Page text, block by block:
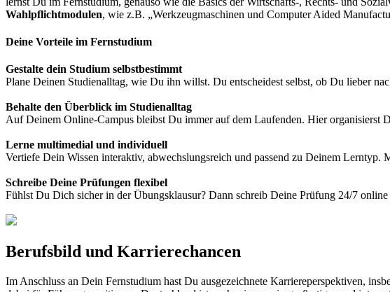
Wahlpflichtmodulen, wie z.B. „Werkzeugmaschinen und Computer Aided
Deine Vorteile im Fernstudium
Gestalte dein Studium selbstbestimmt
Plane Deinen Studienalltag, wie Du ihn willst. Du entscheidest selbst, ob Du lieber
Behalte den Überblick im Studienalltag
Auf Deinem Online-Campus bleibst Du immer auf dem Laufenden. Hier organisierst
Lerne multimedial und individuell
Vertiefe Dein Wissen interaktiv, abwechslungsreich und passend zu Deinem
Schreibe Deine Prüfungen flexibel
Fühlst Du Dich sicher in der Übungsklausur? Dann schreib Deine Prüfung 24/7
Berufsbild und Karrierechancen
Im Anschluss an Dein Fernstudium hast Du ausgezeichnete Karriereperspektiven,